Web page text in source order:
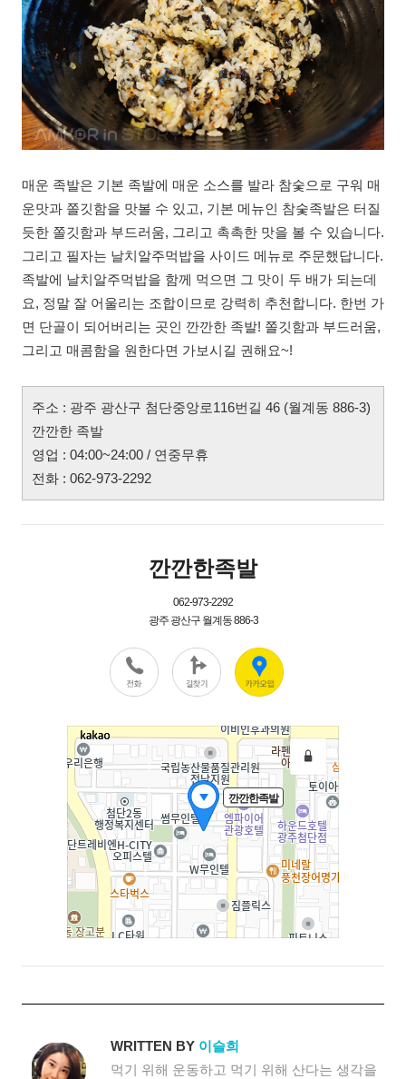
매운 족발은 기본 족발에 매운 소스를 발라 참숯으로 구워 매
운맛과 쫄깃함을 맛볼 수 있고, 기본 메뉴인 참숯족발은 터질
듯한 쫄깃함과 부드러움, 그리고 촉촉한 맛을 볼 수 있습니다.
그리고 필자는 날치알주먹밥을 사이드 메뉴로 주문했답니다.
족발에 날치알주먹밥을 함께 먹으면 그 맛이 두 배가 되는데
요, 정말 잘 어울리는 조합이므로 강력히 추천합니다. 한번 가
면 단골이 되어버리는 곳인 깐깐한 족발! 쫄깃함과 부드러움,
그리고 매콤함을 원한다면 가보시길 권해요~!
주소 : 광주 광산구 첨단중앙로116번길 46 (월계동 886-3)
깐깐한 족발
영업 : 04:00~24:00 / 연중무휴
전화 : 062-973-2292
WRITTEN BY 이슬희
먹기 위해 운동하고 먹기 위해 산다는 생각을